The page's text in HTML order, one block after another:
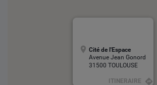
Cité de l'Espace
Avenue Jean Gonord
31500 TOULOUSE
ITINERAIRE